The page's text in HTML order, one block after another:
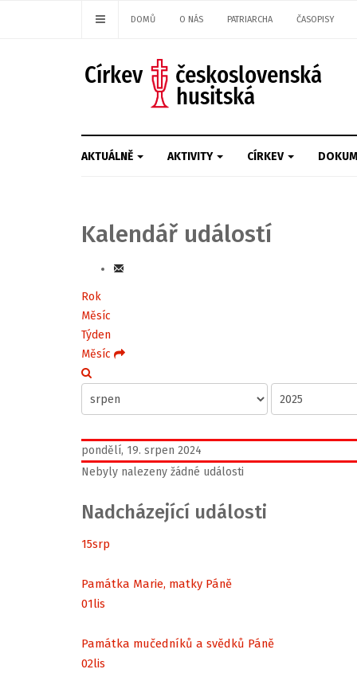
DOMŮ O NÁS PATRIARCHA ČASOPISY
AKTUÁLNĚ AKTIVITY CÍRKEV
Kalendář událostí
Rok
Měsíc
Týden
Měsíc
pondělí, 19. srpen 2024
Nebyly nalezeny žádné události
Nadcházející události
15srp
Památka Marie, matky Páně
01lis
Památka mučedníků a svědků Páně
02lis